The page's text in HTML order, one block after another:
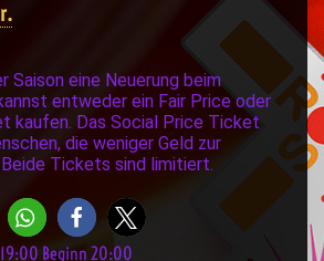
Saison eine Neuerung beim
entweder ein Fair Price oder
kaufen. Das Social Price Ticket
die weniger Geld zur
Tickets sind limitiert.
Beginn 20:00